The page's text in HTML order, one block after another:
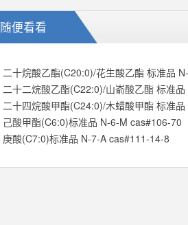
随便看看
二十烷酸乙酯(C20:0)/花生酸乙酯 标准品
二十二烷酸乙酯(C22:0)/山嵛酸乙酯 标准品
二十四烷酸甲酯(C24:0)/木蜡酸甲酯 标准品
己酸甲酯(C6:0)标准品 N-6-M cas#106-70
庚酸(C7:0)标准品 N-7-A cas#111-14-8